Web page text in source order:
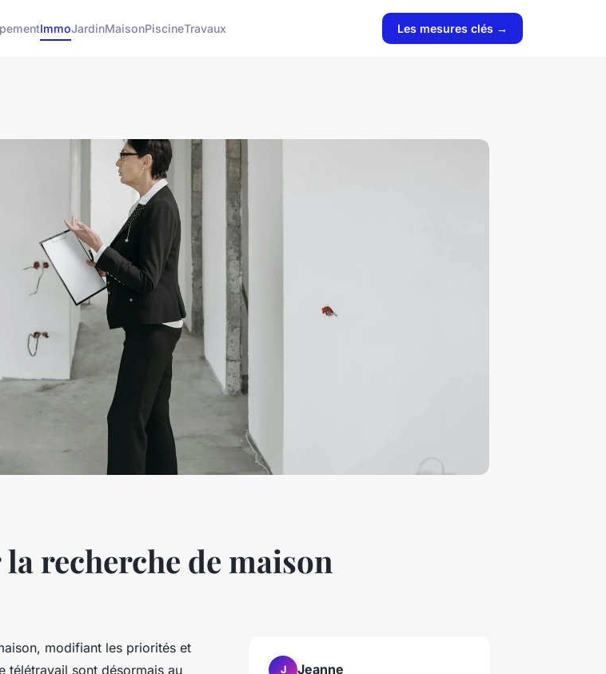
ImmoJardinMaisonPiscineTravaux Les mesures clés →
recherche de maison
modifiant les priorités et
télétravail sont désormais au
J Jeanne